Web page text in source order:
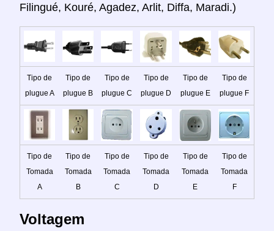
Filingué, Kouré, Agadez, Arlit, Diffa, Maradi.)
Tipo de
plugue A
Tipo de
plugue B
Tipo de
plugue C
Tipo de
plugue D
Tipo de
plugue E
Tipo de
plugue F
Tipo de
Tomada
A
Tipo de
Tomada
B
Tipo de
Tomada
C
Tipo de
Tomada
D
Tipo de
Tomada
E
Tipo de
Tomada
F
Voltagem